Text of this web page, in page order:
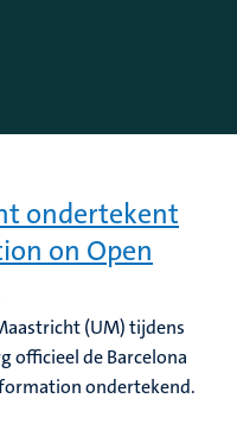
ondertekent
on Open
(UM) tijdens
officieel de Barcelona
ondertekend.